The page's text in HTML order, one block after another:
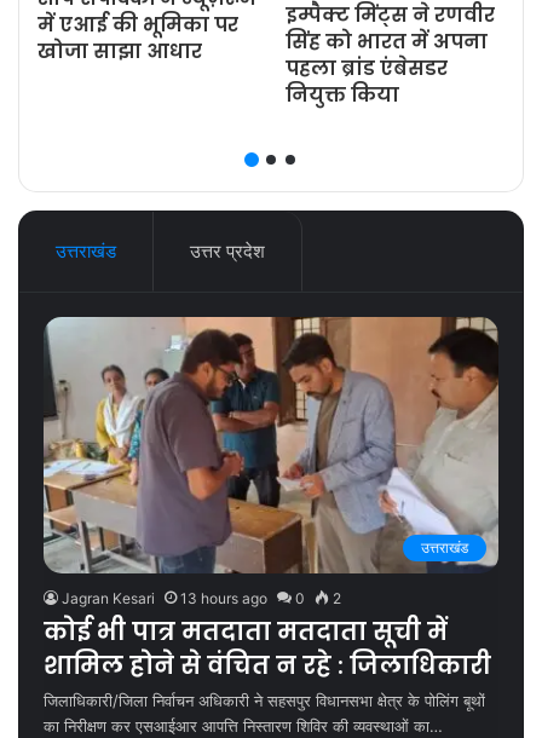
में एआई की भूमिका पर
खोजा साझा आधार
इम्पैक्ट मिंट्स ने रणवीर
सिंह को भारत में अपना
पहला ब्रांड एंबेसडर
नियुक्त किया
उत्तराखंड उत्तर प्रदेश
उत्तराखंड
Jagran Kesari 13 hours ago 0 2
कोई भी पात्र मतदाता मतदाता सूची में
शामिल होने से वंचित न रहे : जिलाधिकारी
जिलाधिकारी/जिला निर्वाचन अधिकारी ने सहसपुर विधानसभा क्षेत्र के पोलिंग बूथों
का निरीक्षण कर एसआईआर आपत्ति निस्तारण शिविर की व्यवस्थाओं का…